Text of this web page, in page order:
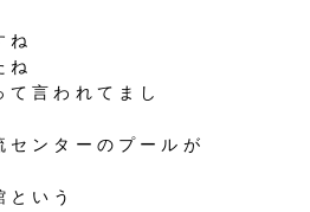
ね
ね
て言われてまし
センターのプールが
いう